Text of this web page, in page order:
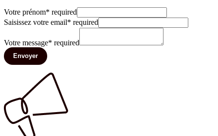
Votre prénom* required
Saisissez votre email* required
Votre message* required
Envoyer